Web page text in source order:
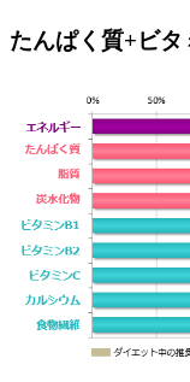
たんぱく質+ビタ